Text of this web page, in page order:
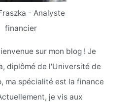
- Analyste
financier
sur mon blog ! Je
diplômé de l'Université de
ma spécialité est la finance
je vis aux